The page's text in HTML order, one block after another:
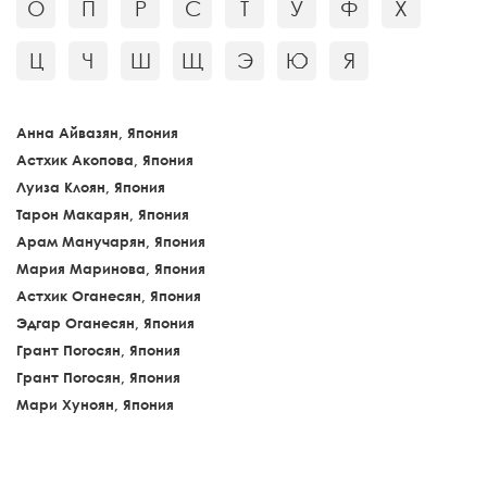
О П Р С Т У Ф Х
Ц Ч Ш Щ Э Ю Я
Анна Айвазян, Япония
Астхик Акопова, Япония
Луиза Клоян, Япония
Тарон Макарян, Япония
Арам Манучарян, Япония
Мария Маринова, Япония
Астхик Оганесян, Япония
Эдгар Оганесян, Япония
Грант Погосян, Япония
Грант Погосян, Япония
Мари Хуноян, Япония